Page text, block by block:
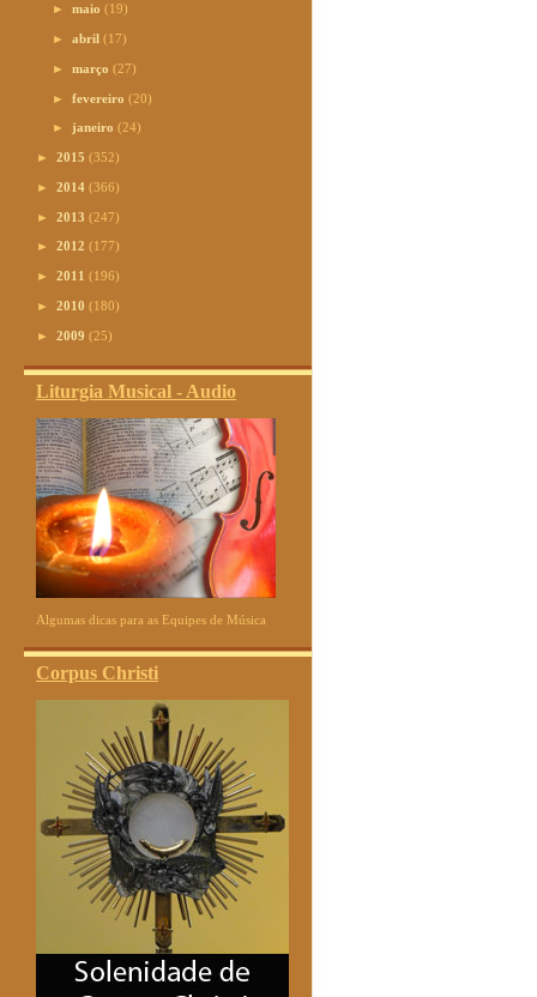
►maio(19)
►abril(17)
►março(27)
►fevereiro(20)
► janeiro(24)
► 2015 (352)
► 2014 (366)
► 2013 (247)
► 2012 (177)
► 2011 (196)
► 2010 (180)
► 2009 (25)
Liturgia Musical - Audio
Algumas dicas para as Equipes de Música
Corpus Christi